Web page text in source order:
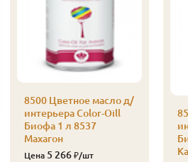
8500 Цветное масло д/
интерьера Color-Oill
Биофа 1 л 8537
Махагон
Цена 5 266₽/шт